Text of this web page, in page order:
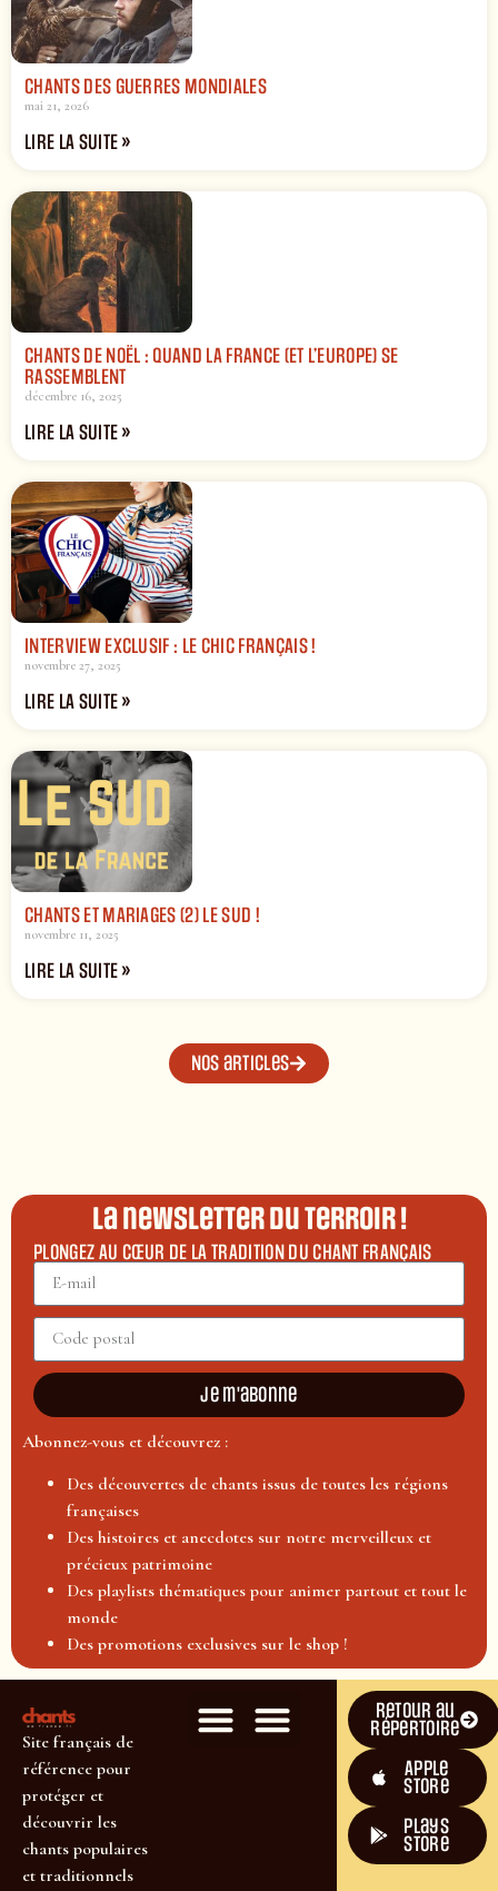
CHANTS DES GUERRES MONDIALES
mai 21, 2026
LIRE LA SUITE »
CHANTS DE NOËL : QUAND LA FRANCE (ET L’EUROPE) SE
RASSEMBLENT
décembre 16, 2025
LIRE LA SUITE »
INTERVIEW EXCLUSIF : LE CHIC FRANÇAIS !
novembre 27, 2025
LIRE LA SUITE »
CHANTS ET MARIAGES (2) LE SUD !
novembre 11, 2025
LIRE LA SUITE »
Nos articles
La newsletter du terroir !
PLONGEZ AU CŒUR DE LA TRADITION DU CHANT FRANÇAIS
Je m'abonne
Abonnez-vous et découvrez :
Des découvertes de chants issus de toutes les régions
françaises
Des histoires et anecdotes sur notre merveilleux et
précieux patrimoine
Des playlists thématiques pour animer partout et tout le
monde
Des promotions exclusives sur le shop !
Site français de
référence pour
protéger et
découvrir les
chants populaires
et traditionnels
Retour au
répertoire
Apple
Store
plays
store